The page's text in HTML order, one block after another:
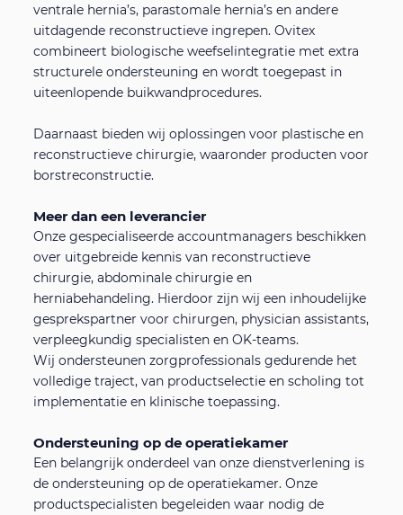
ventrale hernia’s, parastomale hernia’s en andere
uitdagende reconstructieve ingrepen. Ovitex
combineert biologische weefselintegratie met extra
structurele ondersteuning en wordt toegepast in
uiteenlopende buikwandprocedures.
Daarnaast bieden wij oplossingen voor plastische en
reconstructieve chirurgie, waaronder producten voor
borstreconstructie.
Meer dan een leverancier
Onze gespecialiseerde accountmanagers beschikken
over uitgebreide kennis van reconstructieve
chirurgie, abdominale chirurgie en
herniabehandeling. Hierdoor zijn wij een inhoudelijke
gesprekspartner voor chirurgen, physician assistants,
verpleegkundig specialisten en OK-teams.
Wij ondersteunen zorgprofessionals gedurende het
volledige traject, van productselectie en scholing tot
implementatie en klinische toepassing.
Ondersteuning op de operatiekamer
Een belangrijk onderdeel van onze dienstverlening is
de ondersteuning op de operatiekamer. Onze
productspecialisten begeleiden waar nodig de